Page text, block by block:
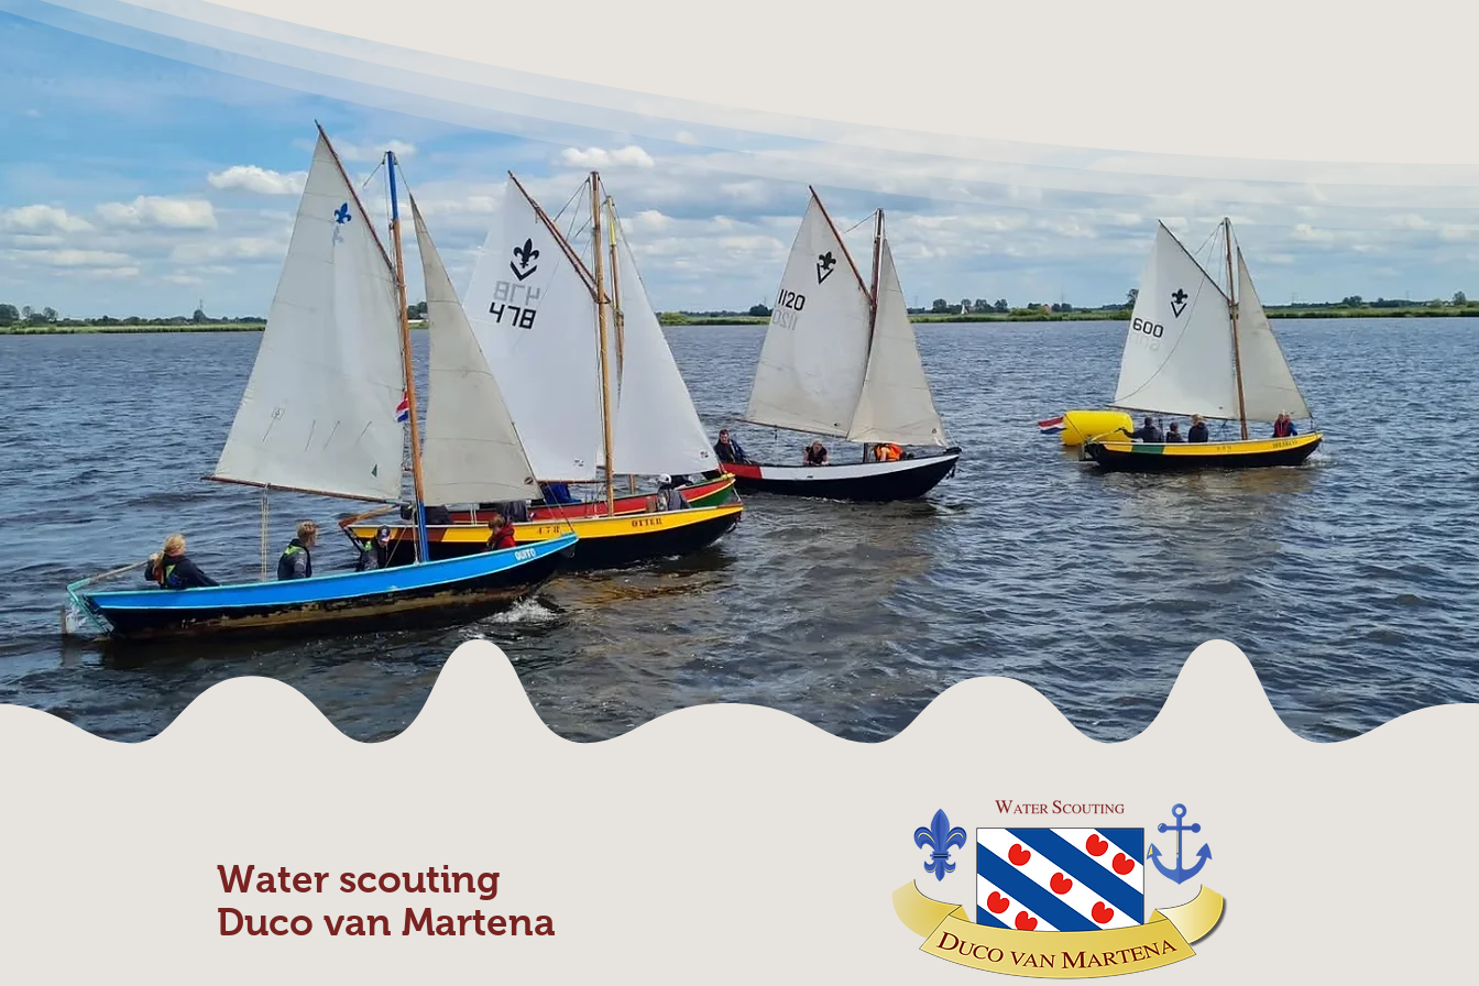
Water scouting
Duco van Martena